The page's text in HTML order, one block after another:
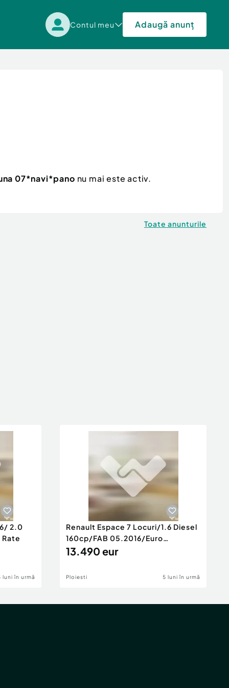
Contul meu Adaugă anunț
07*navi*pano nu mai este activ.
Toate anunturile
2.0
luni în urmă
Renault Espace 7 Locuri/1.6 Diesel
160cp/FAB 05.2016/Euro
6/Posibilita
13.490 eur
Ploiesti 5 luni în urmă